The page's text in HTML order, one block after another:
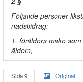
Följande personer
nadsbidrag:
1. förälders make
äldern,
Sida 9 Original